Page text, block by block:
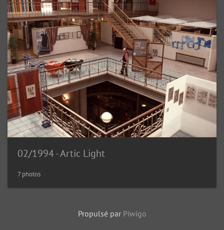
02/1994 - Artic Light
7 photos
Propulsé par Piwigo